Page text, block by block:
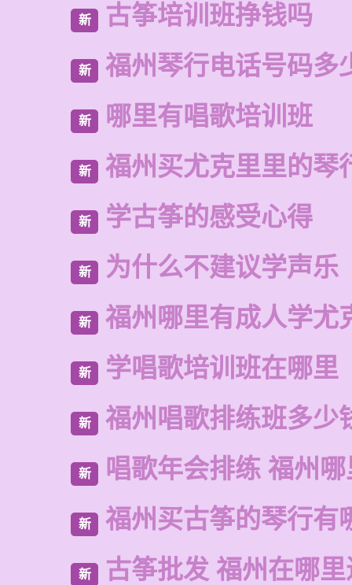
新 古筝培训班挣钱吗
新 福州琴行电话号码多
新 哪里有唱歌培训班
新 福州买尤克里里的琴
新 学古筝的感受心得
新 为什么不建议学声乐
新 福州哪里有成人学尤
新 学唱歌培训班在哪里
新 福州唱歌排练班多少
新 唱歌年会排练 福州
新 福州买古筝的琴行有
新 古筝批发 福州在哪